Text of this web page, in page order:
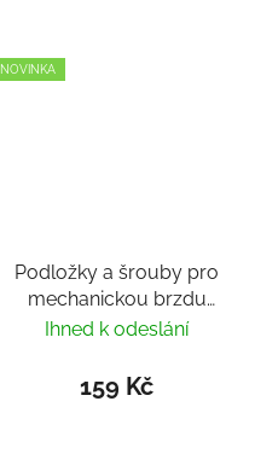
NOVINKA
Podložky a šrouby pro
mechanickou brzdu
HiBrake
Ihned k odeslání
159 Kč